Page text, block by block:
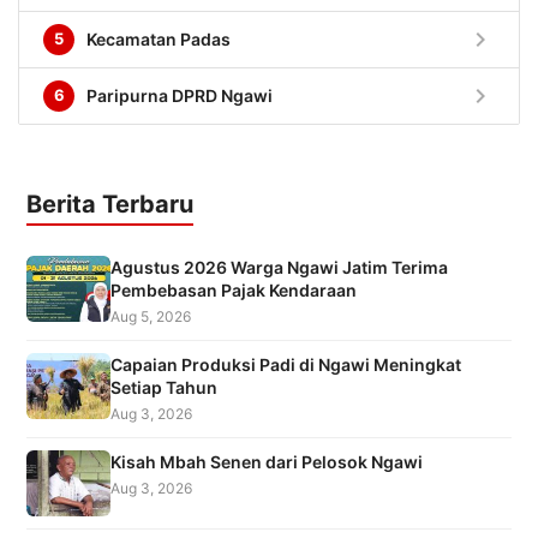
5 Kecamatan Padas chevron_right
6 Paripurna DPRD Ngawi chevron_right
Berita Terbaru
Agustus 2026 Warga Ngawi Jatim Terima
Pembebasan Pajak Kendaraan
Aug 5, 2026
Capaian Produksi Padi di Ngawi Meningkat
Setiap Tahun
Aug 3, 2026
Kisah Mbah Senen dari Pelosok Ngawi
Aug 3, 2026